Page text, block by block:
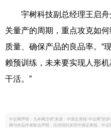
宇树科技副总经理王启舟
关量产的周期，重点攻克如
质量、确保产品的良品率。“
赖预训练，未来要实现人形
干活。”
中证网声明：凡本网注明“来源：中国证券报·中证网”的
网与作品作者联合声明，任何组织未经中国证券报、中